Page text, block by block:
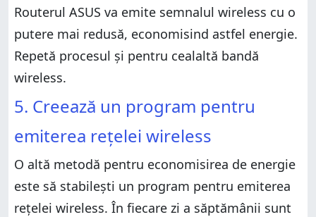
Routerul ASUS va emite semnalul wireless cu o
putere mai redusă, economisind astfel energie.
Repetă procesul și pentru cealaltă bandă
wireless.
5. Creează un program pentru
emiterea rețelei wireless
O altă metodă pentru economisirea de energie
este să stabilești un program pentru emiterea
rețelei wireless. În fiecare zi a săptămânii sunt